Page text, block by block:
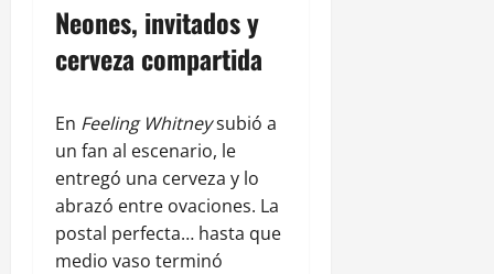
Neones, invitados y
cerveza compartida
En Feeling Whitneysubió a
un fan al escenario, le
entregó una cerveza y lo
abrazó entre ovaciones. La
postal perfecta… hasta que
medio vaso terminó